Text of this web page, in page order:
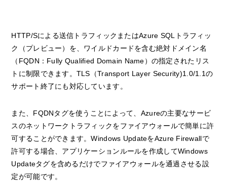
HTTP/Sによる送信トラフィックまたはAzure SQLトラフィッ
ク（プレビュー）を、ワイルドカードを含む絶対ドメイン名
（FQDN：Fully Qualified Domain Name）の指定されたリス
トに制限できます。TLS（Transport Layer Security)1.0/1.1の
サポート終了にも対応しています。
また、FQDNタグを使うことによって、Azureの主要なサービ
スのネットワークトラフィックをファイアウォールで簡単に許
可することができます。Windows UpdateをAzure Firewallで
許可する場合、アプリケーションルールを作成してWindows
Updateタグを含めるだけでファイアウォールを通過させる設
定が可能です。